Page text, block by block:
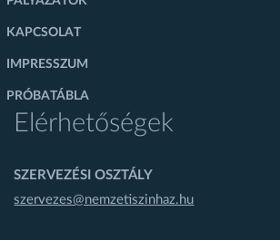
KAPCSOLAT
IMPRESSZUM
PRÓBATÁBLA
Elérhetőségek
SZERVEZÉSI OSZTÁLY
szervezes@nemzetiszinhaz.hu